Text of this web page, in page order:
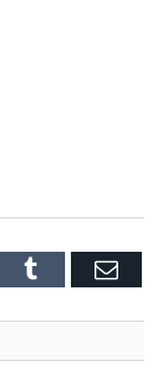
Tumblr